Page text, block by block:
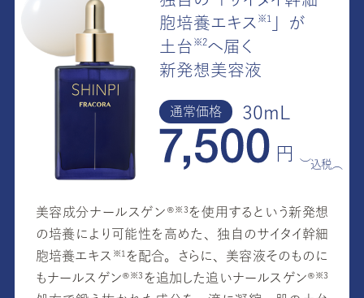
胞培養エキ ス ※1
」が
土 台 ※2へ届く
新発想美容液
通常価格 30mL
円
（税込）
美容成分ナールスゲン® ※3 を使用するという新発想
の培養により可能性を高めた、独自のサイタイ幹細
胞培養エキ ス ※1 を配合。さらに、美容液そのものに
もナールスゲン® ※3 を追加した追いナールスゲン® ※3